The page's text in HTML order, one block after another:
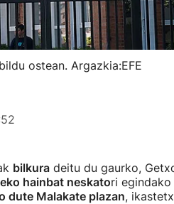
ostean. Argazkia:EFE
bilkuradeitu du gaurko,
hainbat neskatori
dute Malakate plazan,